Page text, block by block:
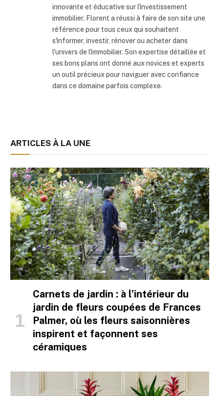
innovante et éducative sur l'investissement
immobilier, Florent a réussi à faire de son site une
référence pour tous ceux qui souhaitent
s'informer, investir, rénover ou acheter dans
l'univers de l'immobilier. Son expertise détaillée et
ses bons plans ont donné aux novices et experts
un outil précieux pour naviguer avec confiance
dans ce domaine parfois complexe.
ARTICLES À LA UNE
Carnets de jardin : à l’intérieur du
jardin de fleurs coupées de Frances
Palmer, où les fleurs saisonnières
inspirent et façonnent ses
céramiques